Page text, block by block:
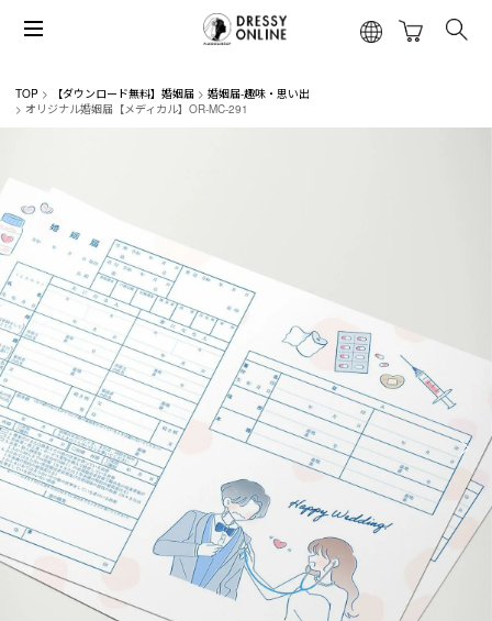
TOP 【ダウンロード無料】婚姻届
婚姻届-趣味・思い出
オリジナル婚姻届【メディカル】OR-MC-291